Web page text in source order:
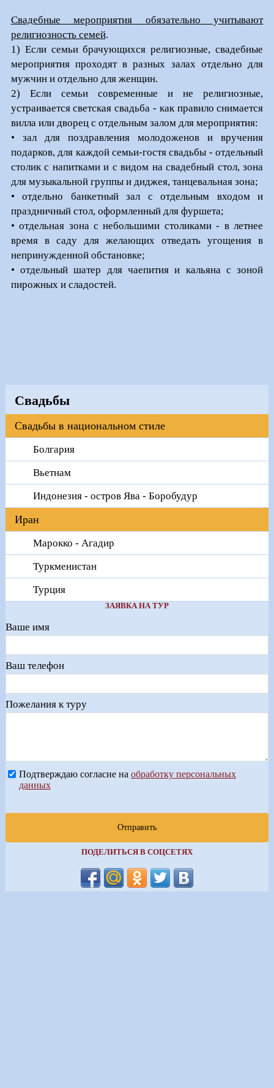
Свадебные мероприятия обязательно учитывают
религиозность семей.
1) Если семьи брачующихся религиозные, свадебные
мероприятия проходят в разных залах отдельно для
мужчин и отдельно для женщин.
2) Если семьи современные и не религиозные,
устраивается светская свадьба - как правило снимается
вилла или дворец с отдельным залом для мероприятия:
• зал для поздравления молодоженов и вручения
подарков, для каждой семьи-гостя свадьбы - отдельный
столик с напитками и с видом на свадебный стол, зона
для музыкальной группы и диджея, танцевальная зона;
• отдельно банкетный зал с отдельным входом и
праздничный стол, оформленный для фуршета;
• отдельная зона с небольшими столиками - в летнее
время в саду для желающих отведать угощения в
непринужденной обстановке;
• отдельный шатер для чаепития и кальяна с зоной
пирожных и сладостей.
Свадьбы
Свадьбы в национальном стиле
Болгария
Вьетнам
Индонезия - остров Ява - Боробудур
Иран
Марокко - Агадир
Туркменистан
Турция
ЗАЯВКА НА ТУР
Ваше имя
Ваш телефон
Пожелания к туру
Подтверждаю согласие на обработку персональных
данных
Отправить
ПОДЕЛИТЬСЯ В СОЦСЕТЯХ